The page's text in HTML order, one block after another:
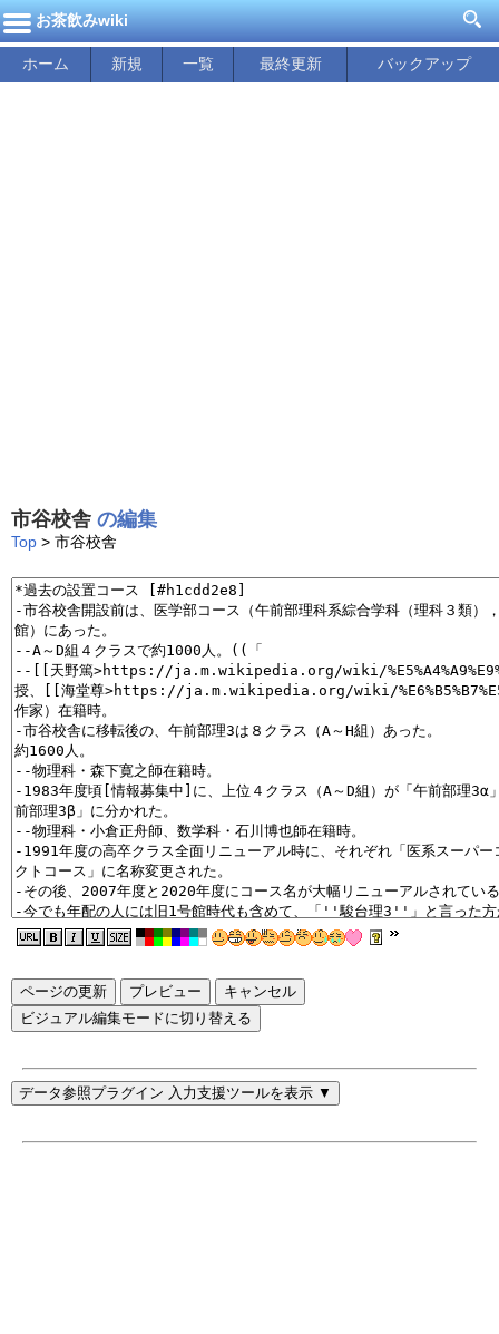
お茶飲みwiki
ホーム 新規 一覧 最終更新 バックアップ
市谷校舎 の編集
Top > 市谷校舎
ページの更新
ビジュアル編集モードに切り替える
データ参照プラグイン 入力支援ツールを表示 ▼